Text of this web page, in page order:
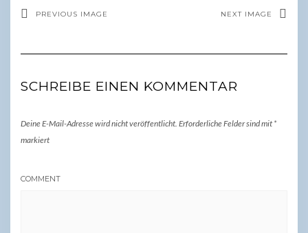
PREVIOUS IMAGE NEXT IMAGE
SCHREIBE EINEN KOMMENTAR
Deine E-Mail-Adresse wird nicht veröffentlicht. Erforderliche Felder sind mit *
markiert
COMMENT